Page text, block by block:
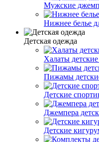
Мужские
Нижнее белье
Детская одежда
Халаты
Пижамы
Детские
Джемпера
Детские